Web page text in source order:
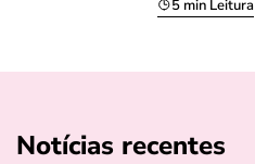
5 min Leitura
Notícias recentes